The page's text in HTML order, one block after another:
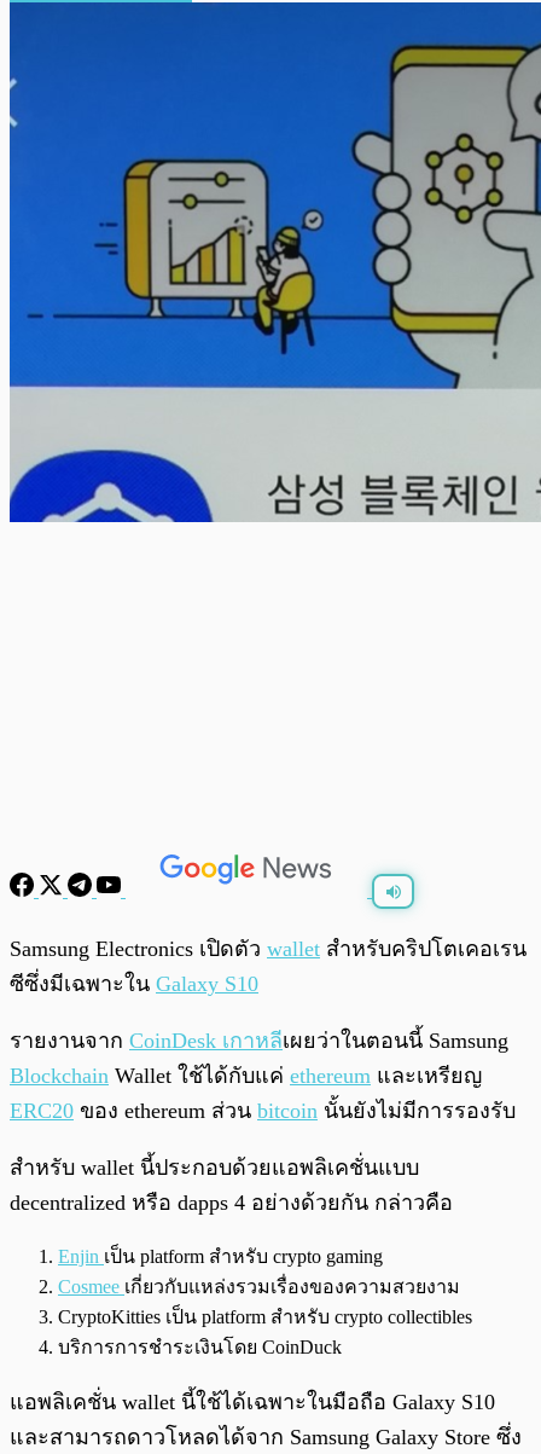
0:00/
Samsung Electronics เปิดตัว wallet สำหรับคริปโตเคอเรน
ซีซึ่งมีเฉพาะใน Galaxy S10
รายงานจาก CoinDesk เกาหลีเผยว่าในตอนนี้ Samsung
Blockchain Wallet ใช้ได้กับแค่ ethereum และเหรียญ
ERC20 ของ ethereum ส่วน bitcoin นั้นยังไม่มีการรองรับ
สำหรับ wallet นี้ประกอบด้วยแอพลิเคชั่นแบบ
decentralized หรือ dapps 4 อย่างด้วยกัน กล่าวคือ
Enjin เป็น platform สำหรับ crypto gaming
Cosmee เกี่ยวกับแหล่งรวมเรื่องของความสวยงาม
CryptoKitties เป็น platform สำหรับ crypto collectibles
บริการการชำระเงินโดย CoinDuck
แอพลิเคชั่น wallet นี้ใช้ได้เฉพาะในมือถือ Galaxy S10
และสามารถดาวโหลดได้จาก Samsung Galaxy Store ซึ่ง